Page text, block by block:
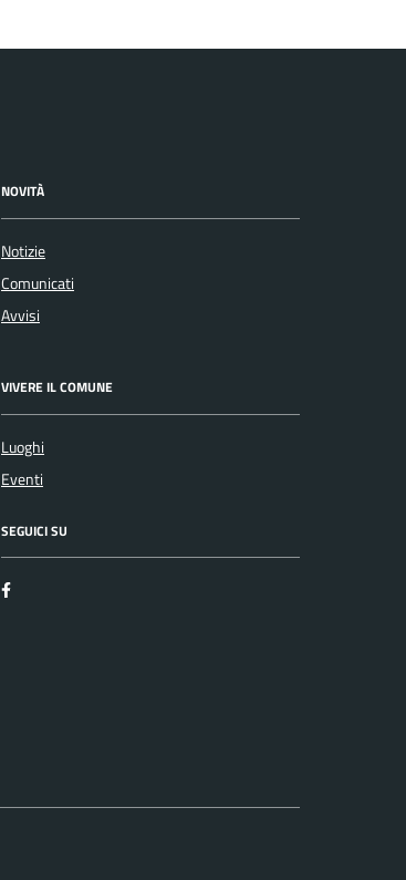
NOVITÀ
Notizie
Comunicati
Avvisi
VIVERE IL COMUNE
Luoghi
Eventi
SEGUICI SU
Facebook